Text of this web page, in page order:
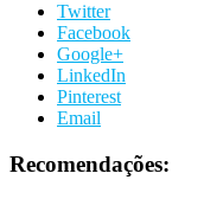
Twitter
Facebook
Google+
LinkedIn
Pinterest
Email
Recomendações: